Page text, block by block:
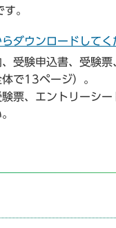
。
ダウンロードして
受験申込書、受験
で13ページ）。
票、エントリーシ